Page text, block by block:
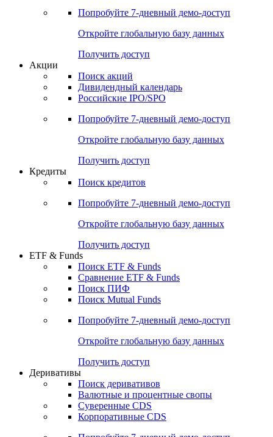
Cbonds Pages
Опросы
Попробуйте7-дневный
Откройте глобальную базу данных
Получить доступ
Поиск акций
Российские IPO/SPO
Попробуйте7-дневный
Откройте глобальную базу данных
Получить доступ
Поиск кредитов
Попробуйте7-дневный
Откройте глобальную базу данных
Получить доступ
ETF & Funds
Сравнение ETF & Funds
Поиск Mutual Funds
Попробуйте7-дневный
Откройте глобальную базу данных
Получить доступ
Деривативы